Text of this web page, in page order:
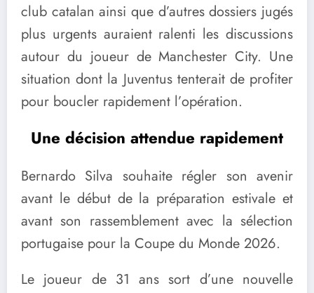
club catalan ainsi que d’autres dossiers jugés
plus urgents auraient ralenti les discussions
autour du joueur de Manchester City. Une
situation dont la Juventus tenterait de profiter
pour boucler rapidement l’opération.
Une décision attendue rapidement
Bernardo Silva souhaite régler son avenir
avant le début de la préparation estivale et
avant son rassemblement avec la sélection
portugaise pour la Coupe du Monde 2026.
Le joueur de 31 ans sort d’une nouvelle